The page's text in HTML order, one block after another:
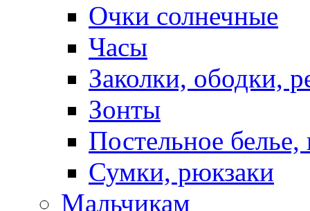
Очки солнечные
Часы
Заколки, ободки,
Зонты
Постельное белье,
Сумки, рюкзаки
Мальчикам